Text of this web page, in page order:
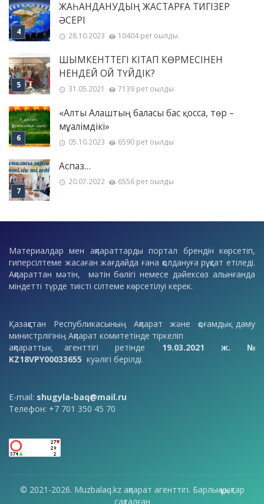
ЖАҺАНДАНУДЫҢ ЖАСТАРҒА ТИГІЗЕР
ӘСЕРІ
28.10.2023 10404 рет оқылды
ШЫМКЕНТТЕГІ КІТАП КӨРМЕСІНЕН
НЕНДЕЙ ОЙ ТҮЙДІК?
31.05.2021 7139 рет оқылды
«Алты Алаштың баласы бас қосса, төр –
мұғалімдікі»
05.10.2023 6590 рет оқылды
Аспаз…
20.07.2022 6556 рет оқылды
Материалдар мен ақпараттарды портал брендін көрсетіп,
гиперсілтеме жасаған жағдайда ғана қолдануға рұқсат етіледі.
Ақпараттан мәтін, мәтін бөлігі немесе дәйексөз алынғанда
міндетті түрде тиісті сілтеме көрсетілуі керек.
Қазақстан Республикасының Ақпарат және қоғамдық даму
министрлігінің Ақпарат комитетінде тіркеліп
ақпараттық агенттігі ретінде 19.03.2021 ж. №
KZ18VPY00033655 куәлігі берілді.
E-mail: shugyla-baq@mail.ru
Телефон: +7 701 350 45 70
© 2021-2026. Muzbalaq.kz ақпарат агенттігі. Барлық құқықтар
сақталған